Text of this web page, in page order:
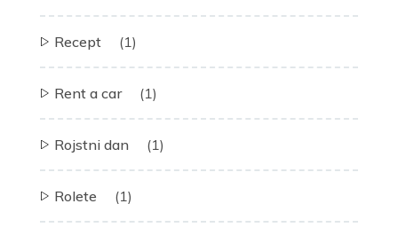
Recept (1)
Rent a car (1)
Rojstni dan (1)
Rolete (1)